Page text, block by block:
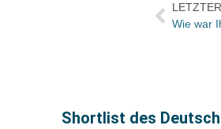
Wie war
Shortlist des